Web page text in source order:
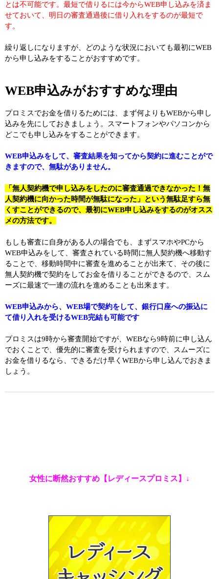
とは不可能です。最短で借りるには今からWEB申し込みを済ま
せておいて、明日の審査通過後に借り入れをするのが最短で
す。
繰り返しになりますが、どのような状況においても最初にWEB
から申し込みをすることがおすすめです。
WEB申込みがおすすめな理由
プロミスでお金を借りるためには、まず何よりもWEBから申し
込みを先にしておきましょう。スマートフォンやパソコンから
どこでも申し込みをすることができます。
WEB申込みをして、審査結果を知ってから契約に進むことがで
きますので、無駄がありません。
「無人契約機で申し込みをしたのに審査通過できなかった！無
人契約機に向かった時間が無駄になった」という無駄足すら無
くすことができるので、最初にWEB申し込みをするのがオスス
メの方法です。
もしも審査に自身がある人の場合でも、まずスマホやPCから
WEB申込みをして、審査されている時間に無人契約機へ移動す
ることで、移動時間中に審査を進めることが出来て、その後に
無人契約機で契約をしてお金を借りることができるので、スム
ーズに最速で一連の流れを進めることも出来ます。
WEB申込みから、WEB場で契約をして、銀行口座への振込に
て借り入れを受けるWEB完結も可能です
プロミスは9時から審査開始ですが、WEBなら9時前に申し込ん
でおくことで、優先的に審査を受けられますので、スムーズに
お金を借りるなら、できるだけ早くWEBから申し込んでおきま
しょう。
女性に断然おすすめ【レディースプロミス】↓